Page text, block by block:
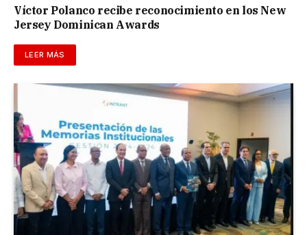
Víctor Polanco recibe reconocimiento en los New
Jersey Dominican Awards
LEER MÁS